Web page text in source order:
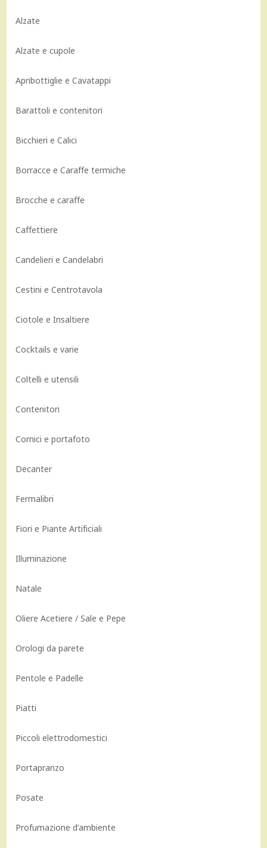
Alzate
Alzate e cupole
Apribottiglie e Cavatappi
Barattoli e contenitori
Bicchieri e Calici
Borracce e Caraffe termiche
Brocche e caraffe
Caffettiere
Candelieri e Candelabri
Cestini e Centrotavola
Ciotole e Insaltiere
Cocktails e varie
Coltelli e utensili
Contenitori
Cornici e portafoto
Decanter
Fermalibri
Fiori e Piante Artificiali
Illuminazione
Natale
Oliere Acetiere / Sale e Pepe
Orologi da parete
Pentole e Padelle
Piatti
Piccoli elettrodomestici
Portapranzo
Posate
Profumazione d’ambiente